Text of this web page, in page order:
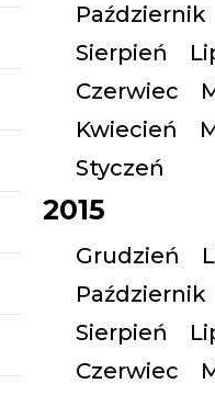
Październik
Sierpień
Czerwiec
Kwiecień
Styczeń
2015
Grudzień
Październik
Sierpień
Czerwiec